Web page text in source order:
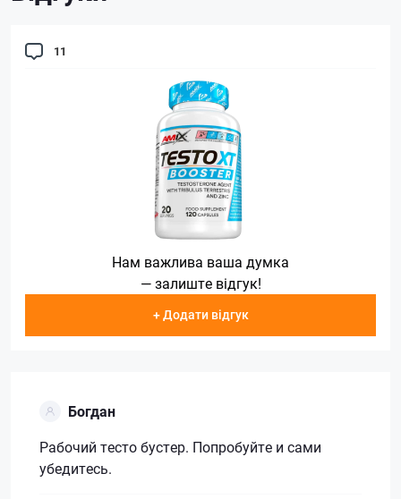
11
Нам важлива ваша думка
— залиште відгук!
+ Додати відгук
Богдан
Рабочий тесто бустер. Попробуйте и сами
убедитесь.